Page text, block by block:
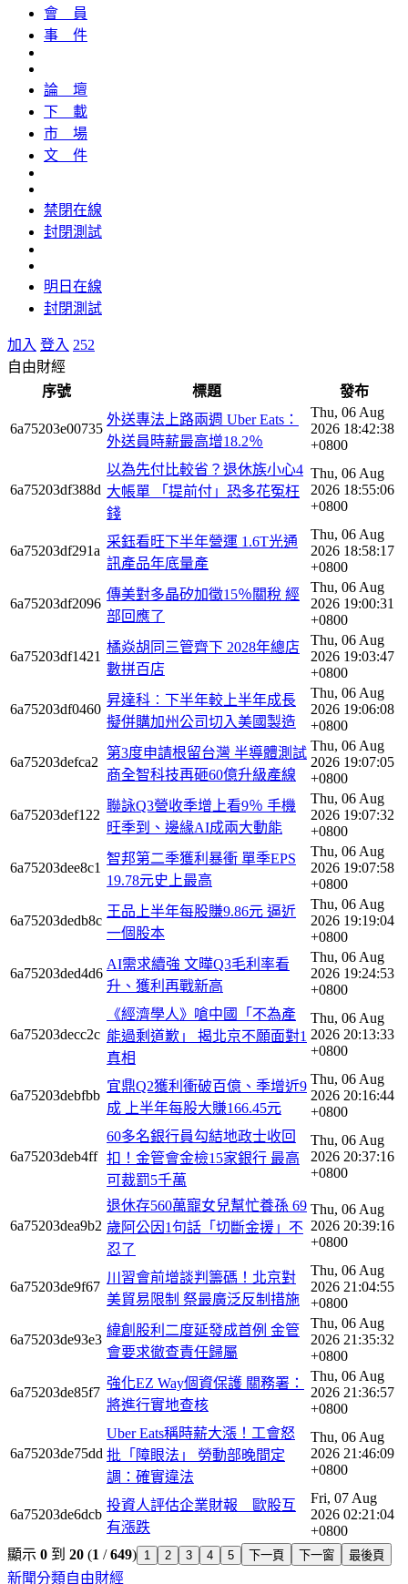
會 員
事 件
論 壇
下 載
市 場
文 件
禁閉在線
封閉測試
明日在線
封閉測試
加入 登入 252
自由財經
序號
標題 發布
6a75203e00735
外送專法上路兩週 Uber Eats：
外送員時薪最高增18.2％
Thu, 06 Aug
2026 18:42:38
+0800
6a75203df388d
以為先付比較省？退休族小心4
大帳單 「提前付」恐多花冤枉
錢
Thu, 06 Aug
2026 18:55:06
+0800
6a75203df291a
采鈺看旺下半年營運 1.6T光通
訊產品年底量產
Thu, 06 Aug
2026 18:58:17
+0800
6a75203df2096
傳美對多晶矽加徵15％關稅 經
部回應了
Thu, 06 Aug
2026 19:00:31
+0800
6a75203df1421
橘焱胡同三管齊下 2028年總店
數拼百店
Thu, 06 Aug
2026 19:03:47
+0800
6a75203df0460
昇達科︰下半年較上半年成長
擬併購加州公司切入美國製造
Thu, 06 Aug
2026 19:06:08
+0800
6a75203defca2
第3度申請根留台灣 半導體測試
商全智科技再砸60億升級產線
Thu, 06 Aug
2026 19:07:05
+0800
6a75203def122
聯詠Q3營收季增上看9％ 手機
旺季到、邊緣AI成兩大動能
Thu, 06 Aug
2026 19:07:32
+0800
6a75203dee8c1
智邦第二季獲利暴衝 單季EPS
19.78元史上最高
Thu, 06 Aug
2026 19:07:58
+0800
6a75203dedb8c
王品上半年每股賺9.86元 逼近
一個股本
Thu, 06 Aug
2026 19:19:04
+0800
6a75203ded4d6
AI需求續強 文曄Q3毛利率看
升、獲利再戰新高
Thu, 06 Aug
2026 19:24:53
+0800
6a75203decc2c
《經濟學人》嗆中國「不為產
能過剩道歉」 揭北京不願面對1
真相
Thu, 06 Aug
2026 20:13:33
+0800
6a75203debfbb
宜鼎Q2獲利衝破百億、季增近9
成 上半年每股大賺166.45元
Thu, 06 Aug
2026 20:16:44
+0800
6a75203deb4ff
60多名銀行員勾結地政士收回
扣！金管會金檢15家銀行 最高
可裁罰5千萬
Thu, 06 Aug
2026 20:37:16
+0800
6a75203dea9b2
退休存560萬寵女兒幫忙養孫 69
歲阿公因1句話「切斷金援」不
忍了
Thu, 06 Aug
2026 20:39:16
+0800
6a75203de9f67
川習會前增談判籌碼！北京對
美貿易限制 祭最廣泛反制措施
Thu, 06 Aug
2026 21:04:55
+0800
6a75203de93e3
緯創股利二度延發成首例 金管
會要求徹查責任歸屬
Thu, 06 Aug
2026 21:35:32
+0800
6a75203de85f7
強化EZ Way個資保護 關務署：
將進行實地查核
Thu, 06 Aug
2026 21:36:57
+0800
6a75203de75dd
Uber Eats稱時薪大漲！工會怒
批「障眼法」 勞動部晚間定
調：確實違法
Thu, 06 Aug
2026 21:46:09
+0800
6a75203de6dcb
投資人評估企業財報 歐股互
有漲跌
Fri, 07 Aug
2026 02:21:04
+0800
顯示 0 到 20 (1 /649) 1 2 3 4 5 下一頁 下一窗 最後頁
新聞分類自由財經